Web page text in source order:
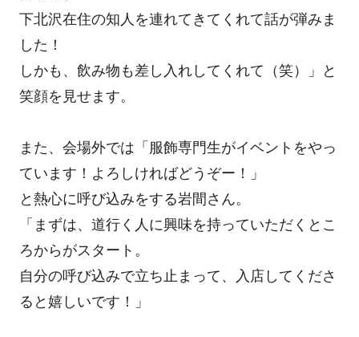
下北沢在住の知人を連れてきてくれて話が弾みま
した！
しかも、飲み物も差し入れしてくれて（笑）」と
笑顔を見せます。
また、会場外では「服飾専門生がイベントをやっ
ています！よろしければどうぞー！」
と熱心に呼び込みをする岩間さん。
「まずは、道行く人に興味を持っていただくとこ
ろからがスタート。
自分の呼び込みで立ち止まって、入店してくださ
ると嬉しいです！」